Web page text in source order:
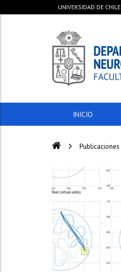
UNIVERSIDAD DE CHILE
INICIO
Publicaciones